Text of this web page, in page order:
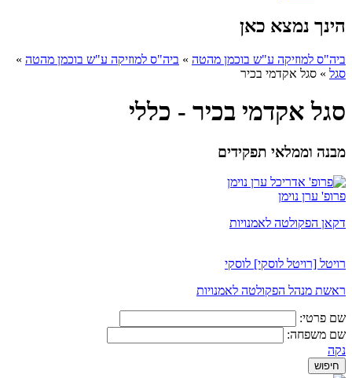
הינך נמצא כאן
ביה"ס למוזיקה ע"ש בוכמן מהטה » ביה"ס למוזיקה ע"ש בוכמן מהטה »
סגל » סגל אקדמי בכיר
סגל אקדמי בכיר - כללי
מבנה וממלאי תפקידים
פרופ' ערן נוימן
דקאן הפקולטה לאמנויות
רויטל [רויטל לוסקי] לוסקי
ראשת מנהל הפקולטה לאמנויות
שם פרטי:
שם משפחה:
נקה